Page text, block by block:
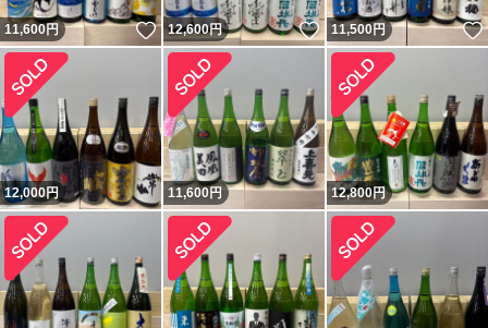
11,600円 いいね！
12,600円 いいね！
11,500円
12,000円 11,600円 12,800円